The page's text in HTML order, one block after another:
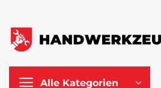
springen
Alle Kategorien